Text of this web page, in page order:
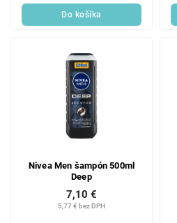
Do košíka
Nivea Men šampón 500ml
Deep
5,77 € bez DPH
7,10 €